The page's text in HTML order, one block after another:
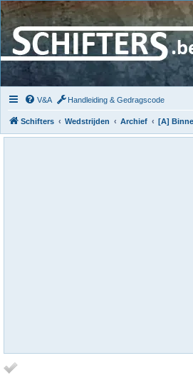
V&A Handleiding & Gedragscode
Schifters Wedstrijden Archief [A]